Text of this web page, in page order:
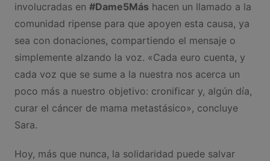
involucradas en #Dame5Máshacen un llamado a la
comunidad ripense para que apoyen esta causa, ya
sea con donaciones, compartiendo el mensaje o
simplemente alzando la voz. «Cada euro cuenta, y
cada voz que se sume a la nuestra nos acerca un
poco más a nuestro objetivo: cronificar y, algún día,
curar el cáncer de mama metastásico», concluye
Sara.
Hoy, más que nunca, la solidaridad puede salvar